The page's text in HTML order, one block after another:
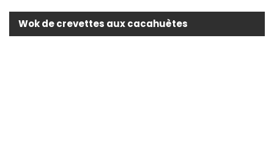
Wok de crevettes aux cacahuètes